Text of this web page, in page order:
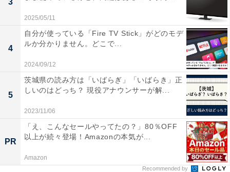
知識を教えてくれる
これについて驚きは特にありません。Google検索でもす
ぐに出てくるものです。しかし、どんな質問であっても
長すぎる返答をすることはないので、端的な答えを求め
3
2025/05/11
4
自分が使っている「Fire TV Stick」がどのモデ
ルか分かりません。どこで...
2024/09/12
5
茨城県の読み方は「いばらぎ」「いばらき」正
しいのはどっち？ 現役アナウンサーが解...
2023/11/06
PR
「え、こんなセールやってたの？」80％OFF
以上が続々登場！Amazonの本気が...
Amazon
Recommended by